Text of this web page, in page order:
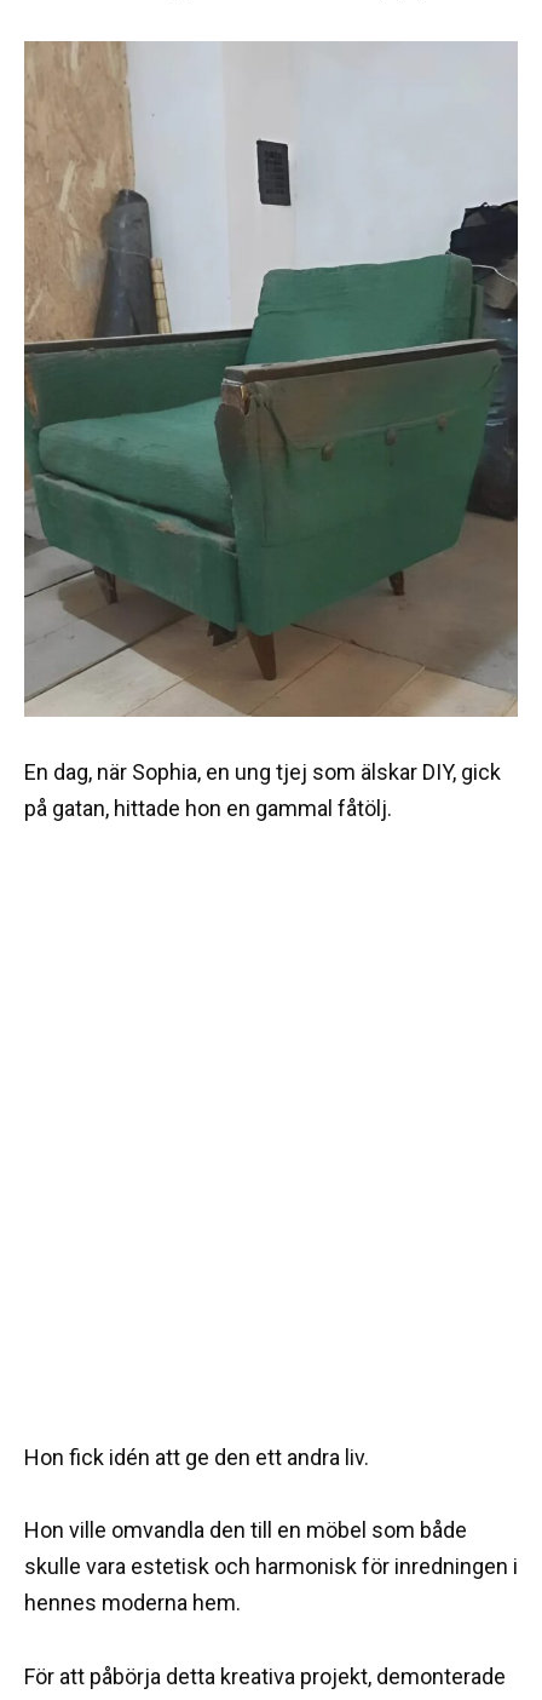
En dag, när Sophia, en ung tjej som älskar DIY, gick
på gatan, hittade hon en gammal fåtölj.
Hon fick idén att ge den ett andra liv.
Hon ville omvandla den till en möbel som både
skulle vara estetisk och harmonisk för inredningen i
hennes moderna hem.
För att påbörja detta kreativa projekt, demonterade